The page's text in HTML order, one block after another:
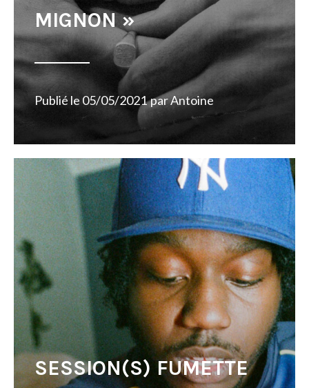
MIGNON »
Publié le 05/05/2021 parAntoine
SESSION(S) FUMETTE